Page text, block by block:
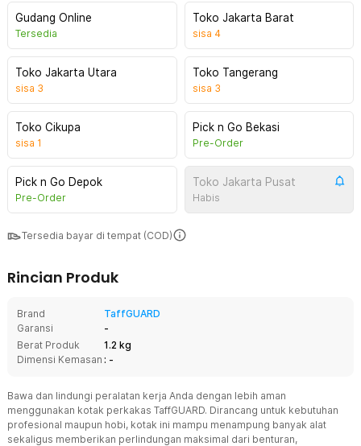
Gudang Online
Tersedia
Toko Jakarta Barat
sisa 4
Toko Jakarta Utara
sisa 3
Toko Tangerang
sisa 3
Toko Cikupa
sisa 1
Pick n Go Bekasi
Pre-Order
Pick n Go Depok
Pre-Order
Toko Jakarta Pusat
Habis
Tersedia bayar di tempat (COD)
Rincian Produk
Brand
TaffGUARD
Garansi
-
Berat Produk
1.2 kg
Dimensi Kemasan : -
Bawa dan lindungi peralatan kerja Anda dengan lebih aman
menggunakan kotak perkakas TaffGUARD. Dirancang untuk kebutuhan
profesional maupun hobi, kotak ini mampu menampung banyak alat
sekaligus memberikan perlindungan maksimal dari benturan,